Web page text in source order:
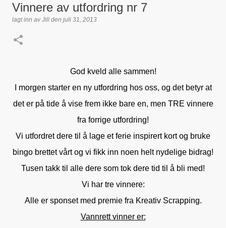
PAPIRDESIGN
Vinnere av utfordring nr 7
lagt inn avJill den juli 31, 2013
God kveld alle sammen!
I morgen starter en ny utfordring hos oss, og det betyr at
det er på tide å vise frem ikke bare en, men TRE vinnere
fra forrige utfordring!
Vi utfordret dere til å lage et ferie inspirert kort og bruke
bingo brettet vårt og vi fikk inn noen helt nydelige bidrag!
Tusen takk til alle dere som tok dere tid til å bli med!
Vi har tre vinnere:
Alle er sponset med premie fra Kreativ Scrapping.
Vannrett vinner er: